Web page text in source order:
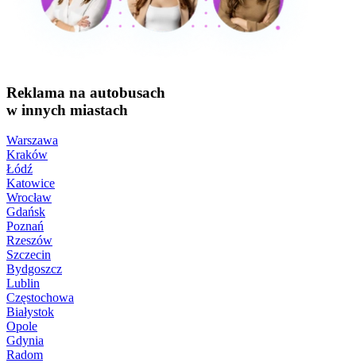
Reklama na autobusach
w innych miastach
Warszawa
Kraków
Łódź
Katowice
Wrocław
Gdańsk
Poznań
Rzeszów
Szczecin
Bydgoszcz
Lublin
Częstochowa
Białystok
Opole
Gdynia
Radom